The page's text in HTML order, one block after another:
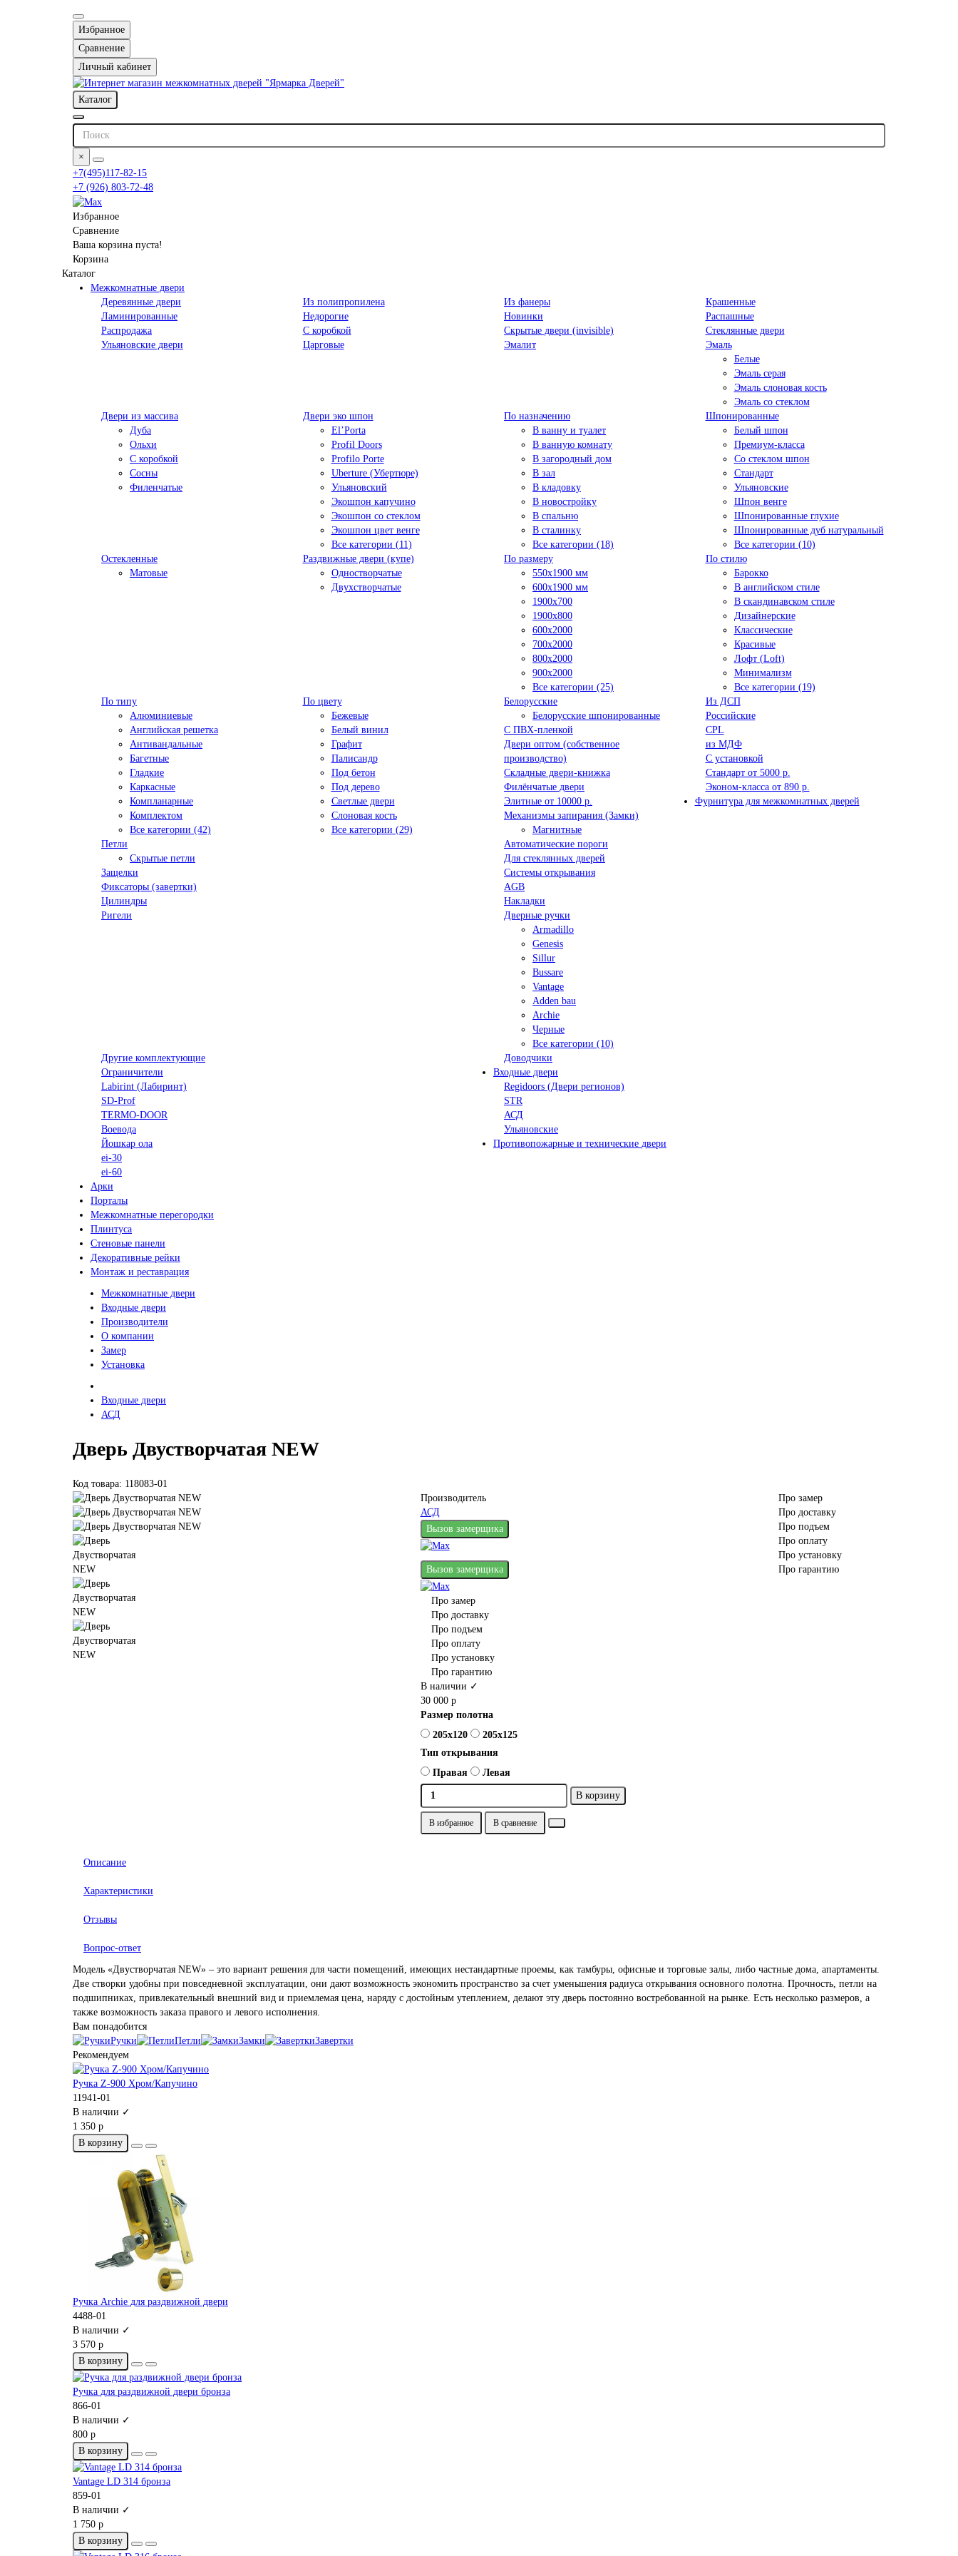
Избранное
Сравнение
Личный кабинет
Каталог
×
+7(495)117-82-15
+7 (926) 803-72-48
Избранное
Сравнение
Ваша корзина пуста!
Корзина
Каталог
Межкомнатные двери
Деревянные двери
Из полипропилена Из фанеры
Крашенные
Ламинированные
Недорогие Новинки
Распашные
Распродажа
С коробкой Скрытые двери (invisible)
Стеклянные двери
Ульяновские двери
Царговые Эмалит
Эмаль
Белые
Эмаль серая
Эмаль слоновая кость
Эмаль со стеклом
Двери из массива
Дуба
Ольхи
С коробкой
Сосны
Филенчатые
Двери эко шпон
El’Porta
Profil Doors
Profilo Porte
Uberture (Убертюре)
Ульяновский
Экошпон капучино
Экошпон со стеклом
Экошпон цвет венге
Все категории (11)
По назначению
В ванну и туалет
В ванную комнату
В загородный дом
В зал
В кладовку
В новостройку
В спальню
В сталинку
Все категории (18)
Шпонированные
Белый шпон
Премиум-класса
Со стеклом шпон
Стандарт
Ульяновские
Шпон венге
Шпонированные глухие
Шпонированные дуб натуральный
Все категории (10)
Остекленные
Матовые
Раздвижные двери (купе)
Одностворчатые
Двухстворчатые
По размеру
550x1900 мм
600x1900 мм
1900х700
1900х800
600x2000
700x2000
800x2000
900x2000
Все категории (25)
По стилю
Барокко
В английском стиле
В скандинавском стиле
Дизайнерские
Классические
Красивые
Лофт (Loft)
Минимализм
Все категории (19)
По типу
Алюминиевые
Английская решетка
Антивандальные
Багетные
Гладкие
Каркасные
Компланарные
Комплектом
Все категории (42)
По цвету
Бежевые
Белый винил
Графит
Палисандр
Под бетон
Под дерево
Светлые двери
Слоновая кость
Все категории (29)
Белорусские
Белорусские шпонированные
Из ДСП
Российские
C ПВХ-пленкой
CPL
Двери оптом (собственное
производство)
из МДФ
С установкой
Складные двери-книжка
Стандарт от 5000 р.
Филёнчатые двери
Эконом-класса от 890 р.
Элитные от 10000 р.
Фурнитура для межкомнатных дверей
Механизмы запирания (Замки)
Магнитные
Петли
Скрытые петли
Автоматические пороги
Для стеклянных дверей
Защелки
Системы открывания
Фиксаторы (завертки)
AGB
Цилиндры
Накладки
Ригели
Дверные ручки
Armadillo
Genesis
Sillur
Bussare
Vantage
Adden bau
Archie
Черные
Все категории (10)
Другие комплектующие
Доводчики
Ограничители
Входные двери
Labirint (Лабиринт)
Regidoors (Двери регионов)
SD-Prof
STR
TERMO-DOOR
АСД
Воевода
Ульяновские
Йошкар ола
Противопожарные и технические двери
ei-30
ei-60
Арки
Порталы
Межкомнатные перегородки
Плинтуса
Стеновые панели
Декоративные рейки
Монтаж и реставрация
Межкомнатные двери
Входные двери
Производители
О компании
Замер
Установка
Входные двери
АСД
Дверь Двустворчатая NEW
Код товара: 118083-01
Производитель
АСД
Вызов замерщика
Вызов замерщика
Про замер
Про доставку
Про подъем
Про оплату
Про установку
Про гарантию
В наличии ✓
30 000 р
Размер полотна
205х120
205х125
Тип открывания
Правая
Левая
В корзину
В избранное В сравнение
Про замер
Про доставку
Про подъем
Про оплату
Про установку
Про гарантию
Описание
Характеристики
Отзывы
Вопрос-ответ
Модель «Двустворчатая NEW» – это вариант решения для части помещений, имеющих нестандартные проемы, как тамбуры, офисные и торговые залы, либо частные дома, апартаменты.
Две створки удобны при повседневной эксплуатации, они дают возможность экономить пространство за счет уменьшения радиуса открывания основного полотна. Прочность, петли на
подшипниках, привлекательный внешний вид и приемлемая цена, наряду с достойным утеплением, делают эту дверь постоянно востребованной на рынке. Есть несколько размеров, а
также возможность заказа правого и левого исполнения.
Вам понадобится
Ручки
Петли Замки
Завертки
Рекомендуем
Ручка Z-900 Хром/Капучино
11941-01
В наличии ✓
1 350 р
В корзину
Ручка Archie для раздвижной двери
4488-01
В наличии ✓
3 570 р
В корзину
Ручка для раздвижной двери бронза
866-01
В наличии ✓
800 р
В корзину
Vantage LD 314 бронза
859-01
В наличии ✓
1 750 р
В корзину